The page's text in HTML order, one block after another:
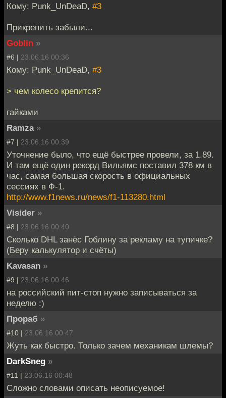
Кому: Punk_UnDeaD, #3
Прикрепить забыли...
Goblin »
#6 | 23.06.16 00:36
Кому: Punk_UnDeaD, #3
> чем колесо крепится?
гайками
Ramza »
#7 | 23.06.16 00:39
Уточнение было, что ещё быстрее провели, за 1.89.
И там ещё один рекорд Вильямс поставил 378 км в
час, самая большая скорость в официальных
сессиях в Ф-1.
http://www.f1news.ru/news/f1-113280.html
Visider »
#8 | 23.06.16 00:40
Сколько DHL занёс Гоблину за рекламу на тупичке?
(Беру калькулятор и счёты)
Kavasan »
#9 | 23.06.16 00:46
на российский пит-стоп нужно записываться за
неделю :)
Прораб »
#10 | 23.06.16 00:47
Жуть как быстро. Только зачем механикам шлемы?
DarkSneg »
#11 | 23.06.16 00:48
Сложно словами описать неописуемое!